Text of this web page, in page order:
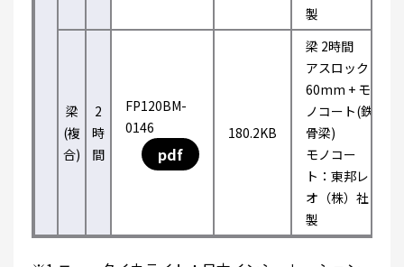
製
梁
(複
合)
2
時
間
FP120BM-
0146
pdf
180.2KB
梁 2時間
アスロック
60mm + モ
ノコート(鉄
骨梁)
モノコー
ト：東邦レ
オ（株）社
製